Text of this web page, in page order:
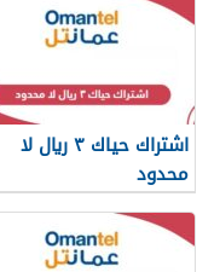
اشتراك حياك ٣ ريال لا
محدود